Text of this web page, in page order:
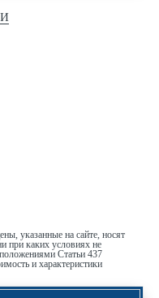
указанные на сайте, носят
при каких условиях не
Статьи 437
и характеристики